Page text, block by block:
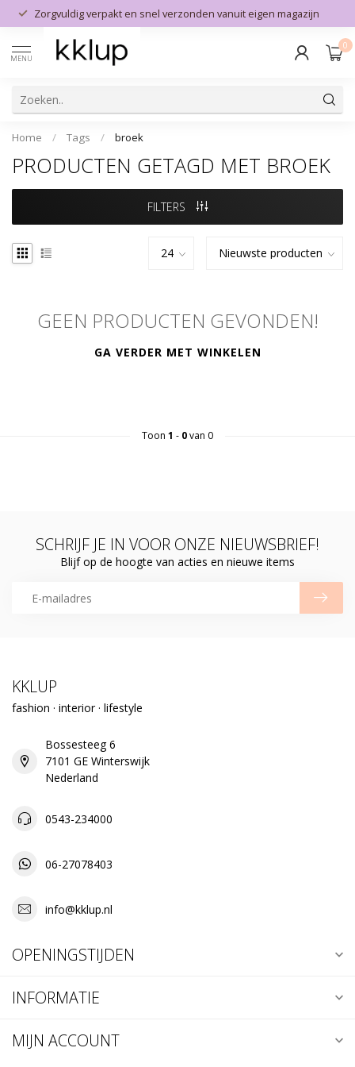
Zorgvuldig verpakt en snel verzonden vanuit eigen magazijn
MENU
0
Home / Tags / broek
PRODUCTEN GETAGD MET BROEK
FILTERS
GEEN PRODUCTEN GEVONDEN!
GA VERDER MET WINKELEN
Toon 1 - 0van 0
SCHRIJF JE IN VOOR ONZE NIEUWSBRIEF!
Blijf op de hoogte van acties en nieuwe items
KKLUP
fashion · interior · lifestyle
Bossesteeg 6
7101 GE Winterswijk
Nederland
0543-234000
06-27078403
info@kklup.nl
OPENINGSTIJDEN
INFORMATIE
MIJN ACCOUNT